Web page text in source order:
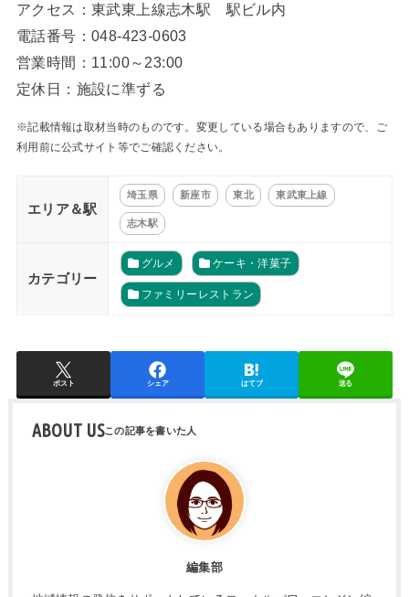
アクセス：東武東上線志木駅 駅ビル内
電話番号：048-423-0603
営業時間：11:00～23:00
定休日：施設に準ずる
※記載情報は取材当時のものです。変更している場合もありますので、ご
利用前に公式サイト等でご確認ください。
エリア＆駅
埼玉県 新座市 東北 東武東上線
志木駅
カテゴリー
グルメ ケーキ・洋菓子
ファミリーレストラン
ポスト シェア はてブ 送る
ABOUT US
編集部